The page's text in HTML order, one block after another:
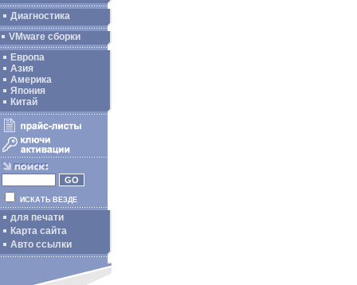
Диагностика
VMware сборки
Европа
Азия
Америка
Япония
Китай
ИСКАТЬ ВЕЗДЕ
для печати
Карта сайта
Авто ссылки